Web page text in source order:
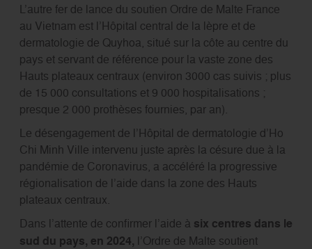
L’autre fer de lance du soutien Ordre de Malte France
au Vietnam est l’Hôpital central de la lèpre et de
dermatologie de Quyhoa, situé sur la côte au centre du
pays et servant de référence pour la vaste zone des
Hauts plateaux centraux (environ 3000 cas suivis ; plus
de 15 000 consultations et 9 000 hospitalisations ;
presque 2 000 prothèses fournies, par an).
Le désengagement de l’Hôpital de dermatologie d’Ho
Chi Minh Ville intervenu juste après la césure due à la
pandémie de Coronavirus, a accéléré la progressive
régionalisation de l’aide dans la zone des Hauts
plateaux centraux.
Dans l’attente de confirmer l’aide à six centres dans le
sud du pays, en 2024, l’Ordre de Malte soutient